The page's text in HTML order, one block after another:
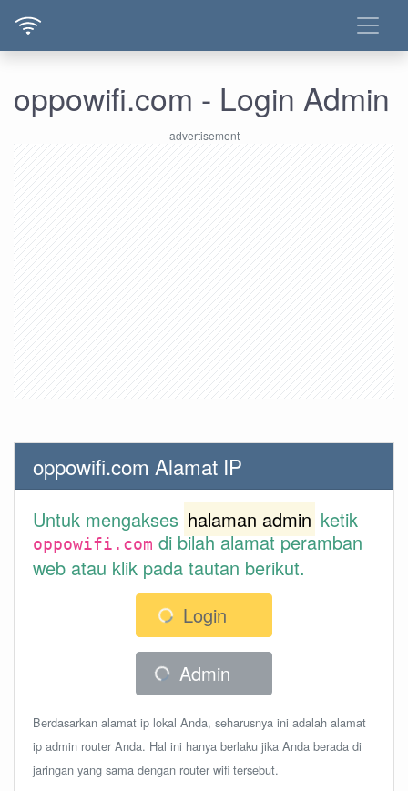
oppowifi.com - Login Admin
oppowifi.com Alamat IP
Untuk mengakses halaman admin ketik
oppowifi.com di bilah alamat peramban
web atau klik pada tautan berikut.
Login
Admin
Berdasarkan alamat ip lokal Anda, seharusnya ini adalah alamat
ip admin router Anda. Hal ini hanya berlaku jika Anda berada di
jaringan yang sama dengan router wifi tersebut.